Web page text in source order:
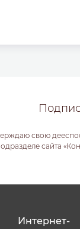
свою
сайта
Интернет-